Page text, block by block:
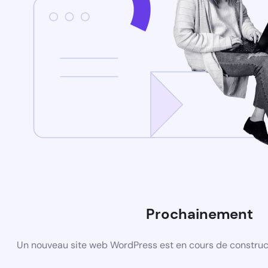
Prochainement
Un nouveau site web WordPress est en cours de